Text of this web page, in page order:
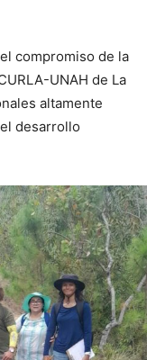
compromiso de la
UNAH de La
altamente
desarrollo